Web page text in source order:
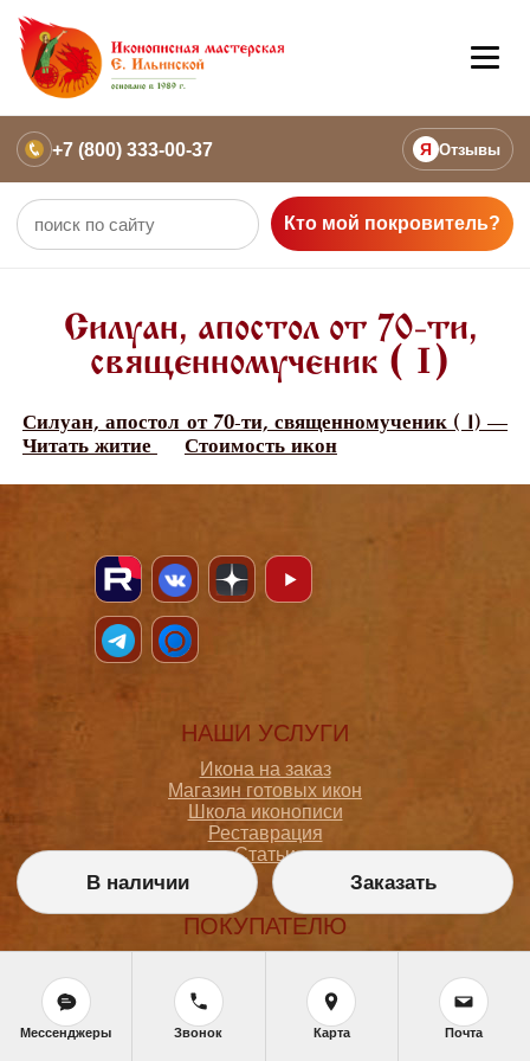
+7 (800) 333-00-37 Я Отзывы
Кто мой покровитель?
Силуан, апостол от 70-ти,
священномученик ( I)
Силуан, апостол от 70-ти, священномученик ( I) —
Читать житие
Стоимость икон
НАШИ УСЛУГИ
Икона на заказ
Магазин готовых икон
Школа иконописи
Реставрация
Статьи
ПОКУПАТЕЛЮ
Как сделать заказ
Доставка и оплата
Политика конфиденциальности
В наличии Заказать
Мессенджеры Звонок Карта Почта